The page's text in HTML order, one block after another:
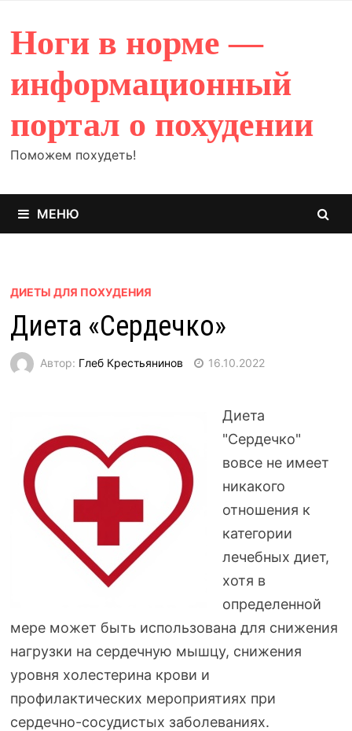
содержимому
Ноги в норме —
информационный
портал о похудении
Поможем похудеть!
МЕНЮ
ДИЕТЫ ДЛЯ ПОХУДЕНИЯ
Диета «Сердечко»
Автор: Глеб Крестьянинов 16.10.2022
Диета
"Сердечко"
вовсе не имеет
никакого
отношения к
категории
лечебных диет,
хотя в
определенной
мере может быть использована для снижения
нагрузки на сердечную мышцу, снижения
уровня холестерина крови и
профилактических мероприятиях при
сердечно-сосудистых заболеваниях.